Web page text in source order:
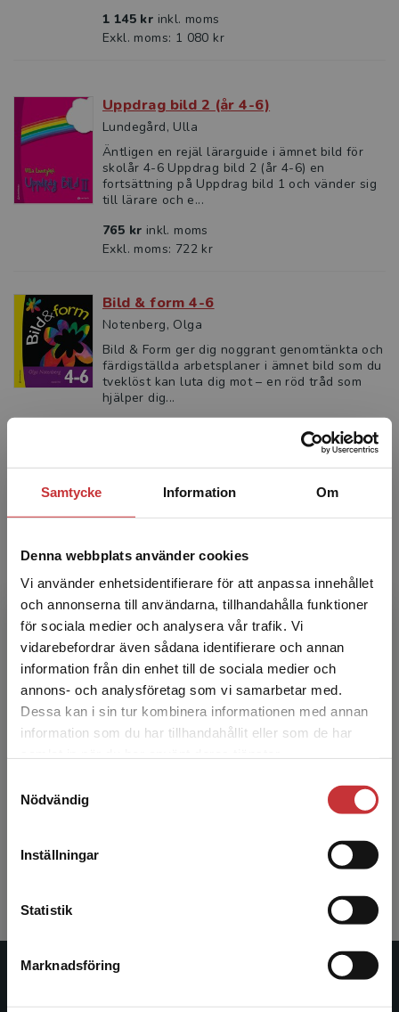
Samtycke Information Om
Denna webbplats använder cookies
Vi använder enhetsidentifierare för att anpassa innehållet
och annonserna till användarna, tillhandahålla funktioner
för sociala medier och analysera vår trafik. Vi
vidarebefordrar även sådana identifierare och annan
information från din enhet till de sociala medier och
annons- och analysföretag som vi samarbetar med.
Dessa kan i sin tur kombinera informationen med annan
information som du har tillhandahållit eller som de har
Nödvändig
Inställningar
Statistik
Marknadsföring
Begränsad fraktregion
Det verkar som att du besöker
studentlitteratur.se via en enhet utanför Sverige.
Vi erbjuder inte leveranser utanför Sverige. För
att kunna slutföra ett köp måste
1 145 kr inkl. moms
Exkl. moms: 1 080 kr
Uppdrag bild 2 (år 4-6)
Lundegård, Ulla
Äntligen en rejäl lärarguide i ämnet bild för
skolår 4-6 Uppdrag bild 2 (år 4-6) en
fortsättning på Uppdrag bild 1 och vänder sig
till lärare och e...
765 kr inkl. moms
Exkl. moms: 722 kr
Bild & form 4-6
Notenberg, Olga
Bild & Form ger dig noggrant genomtänkta och
färdigställda arbetsplaner i ämnet bild som du
tveklöst kan luta dig mot – en röd tråd som
hjälper dig...
Statsbidrag läromedel
Allt har laddats in!